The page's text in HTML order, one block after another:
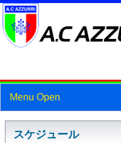
Menu Open
トップ
スケジュール